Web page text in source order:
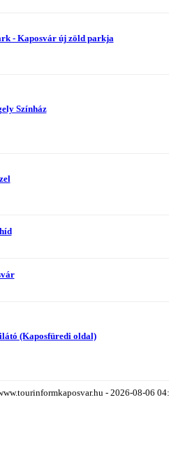
- Kaposvár új zöld parkja
Színház
(Kaposfüredi oldal)
- 2026-08-06